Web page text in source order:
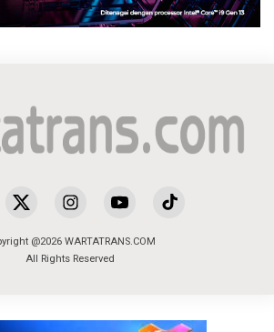
@2026 WARTATRANS.COM
All Rights Reserved